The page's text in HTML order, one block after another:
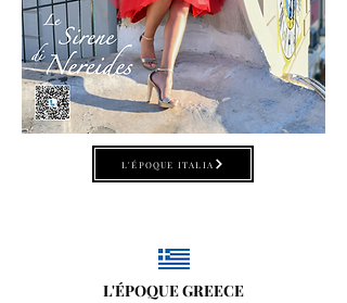
L'ÉPOQUE ITALIA
L'ÉPOQUE GREECE